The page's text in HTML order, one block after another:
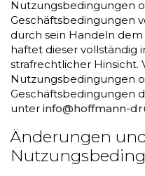
Nutzungsbedingungen
Geschäftsbedingungen
durch sein Handeln
haftet dieser vollständig
strafrechtlicher Hinsicht.
Nutzungsbedingungen
Geschäftsbedingungen
unter info@hoffmann-
Änderungen